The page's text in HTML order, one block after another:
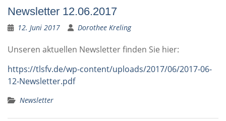
Newsletter 12.06.2017
12. Juni 2017 Dorothee Kreling
Unseren aktuellen Newsletter finden Sie hier:
https://tlsfv.de/wp-content/uploads/2017/06/2017-06-
12-Newsletter.pdf
Newsletter